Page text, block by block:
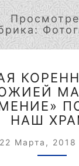
НАШ
НАШ
22 Марта, 2018